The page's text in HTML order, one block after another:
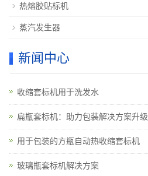
热熔胶贴标机
蒸汽发生器
新闻中心
收缩套标机用于洗发水
扁瓶套标机：助力包装解决方案升级
用于包装的方瓶自动热收缩套标机
玻璃瓶套标机解决方案